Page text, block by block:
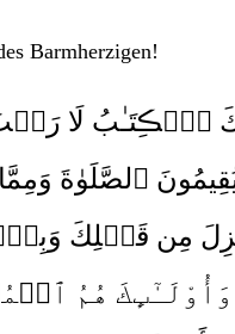
Barmherzigen!
ٱلۡڪِتَـٰبُ لَا
ٱلصَّلَوٰةَ وَمِمَّا
مِن قَبۡلِكَ
هُمُ